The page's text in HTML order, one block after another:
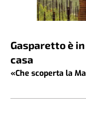
Gasparetto è
casa
«Che scoperta la